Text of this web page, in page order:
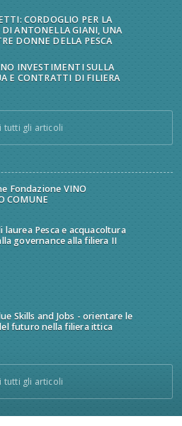
CORDOGLIO PER LA
DI ANTONELLA GIANI, UNA
DONNE DELLA PESCA
INVESTIMENTI SULLA
E CONTRATTI DI FILIERA
tutti gli articoli
Fondazione VINO
COMUNE
laurea Pesca e acquacoltura
governance alla filiera II
Skills and Jobs - orientare le
futuro nella filiera ittica
tutti gli articoli